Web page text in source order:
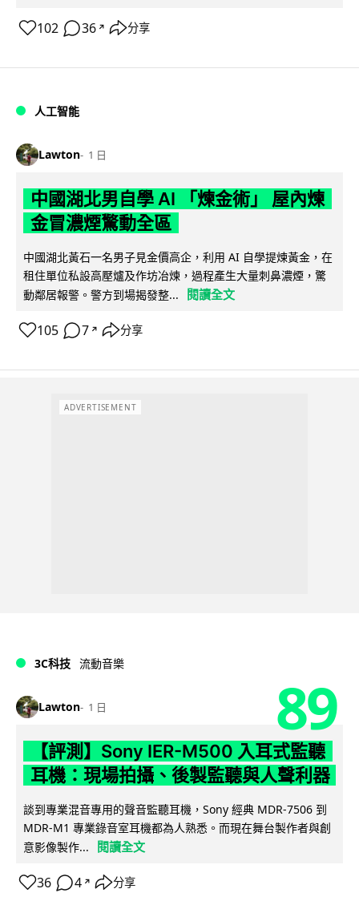
102 36 ↗ 分享
人工智能
Lawton 1 日
中國湖北男自學 AI 「煉金術」 屋內煉
金冒濃煙驚動全區
中國湖北黃石一名男子見金價高企，利用 AI 自學提煉黃金，在
租住單位私設高壓爐及作坊冶煉，過程產生大量刺鼻濃煙，驚
動鄰居報警。警方到場揭發整...
閱讀全文
105 7 ↗ 分享
ADVERTISEMENT
3C科技 流動音樂
Lawton 1 日 89
【評測】Sony IER-M500 入耳式監聽
耳機：現場拍攝、後製監聽與人聲利器
談到專業混音專用的聲音監聽耳機，Sony 經典 MDR-7506 到
MDR-M1 專業錄音室耳機都為人熟悉。而現在舞台製作者與創
意影像製作...
閱讀全文
36 4 ↗ 分享